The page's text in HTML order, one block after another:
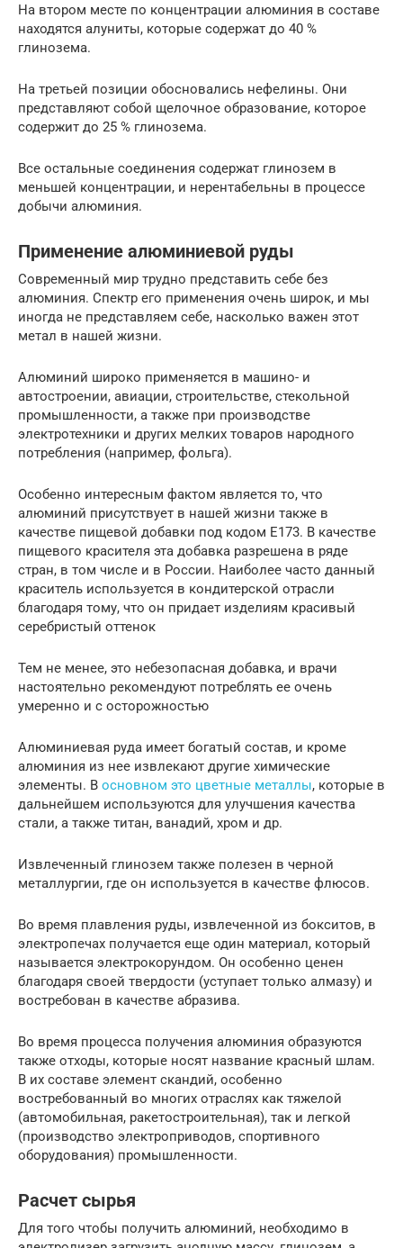
На втором месте по концентрации алюминия в составе
находятся алуниты, которые содержат до 40 %
глинозема.
На третьей позиции обосновались нефелины. Они
представляют собой щелочное образование, которое
содержит до 25 % глинозема.
Все остальные соединения содержат глинозем в
меньшей концентрации, и нерентабельны в процессе
добычи алюминия.
Применение алюминиевой руды
Современный мир трудно представить себе без
алюминия. Спектр его применения очень широк, и мы
иногда не представляем себе, насколько важен этот
метал в нашей жизни.
Алюминий широко применяется в машино- и
автостроении, авиации, строительстве, стекольной
промышленности, а также при производстве
электротехники и других мелких товаров народного
потребления (например, фольга).
Особенно интересным фактом является то, что
алюминий присутствует в нашей жизни также в
качестве пищевой добавки под кодом Е173. В качестве
пищевого красителя эта добавка разрешена в ряде
стран, в том числе и в России. Наиболее часто данный
краситель используется в кондитерской отрасли
благодаря тому, что он придает изделиям красивый
серебристый оттенок
Тем не менее, это небезопасная добавка, и врачи
настоятельно рекомендуют потреблять ее очень
умеренно и с осторожностью
Алюминиевая руда имеет богатый состав, и кроме
алюминия из нее извлекают другие химические
элементы. В основном это цветные металлы, которые в
дальнейшем используются для улучшения качества
стали, а также титан, ванадий, хром и др.
Извлеченный глинозем также полезен в черной
металлургии, где он используется в качестве флюсов.
Во время плавления руды, извлеченной из бокситов, в
электропечах получается еще один материал, который
называется электрокорундом. Он особенно ценен
благодаря своей твердости (уступает только алмазу) и
востребован в качестве абразива.
Во время процесса получения алюминия образуются
также отходы, которые носят название красный шлам.
В их составе элемент скандий, особенно
востребованный во многих отраслях как тяжелой
(автомобильная, ракетостроительная), так и легкой
(производство электроприводов, спортивного
оборудования) промышленности.
Расчет сырья
Для того чтобы получить алюминий, необходимо в